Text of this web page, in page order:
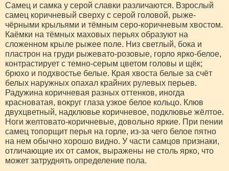
Самец и самка у серой славки различаются. Взрослый
самец коричневый сверху с серой головой, рыже-
чёрными крыльями и тёмным серо-коричневым хвостом.
Каёмки на тёмных маховых перьях образуют на
сложенном крыле рыжее поле. Низ светлый, бока и
пластрон на груди рыжевато-розовые, горло ярко-белое,
контрастирует с темно-серым цветом головы и щёк;
брюхо и подхвостье белые. Края хвоста белые за счёт
белых наружных опахал крайних рулевых перьев.
Радужина коричневая разных оттенков, иногда
красноватая, вокруг глаза узкое белое кольцо. Клюв
двухцветный, надклювье коричневое, подклювье жёлтое.
Ноги желтовато-коричневые, довольно яркие. При пении
самец топорщит перья на горле, из-за чего белое пятно
на нем обычно хорошо видно. У части самцов признаки,
отличающие их от самок, выражены не столь ярко, что
может затруднять определение пола.